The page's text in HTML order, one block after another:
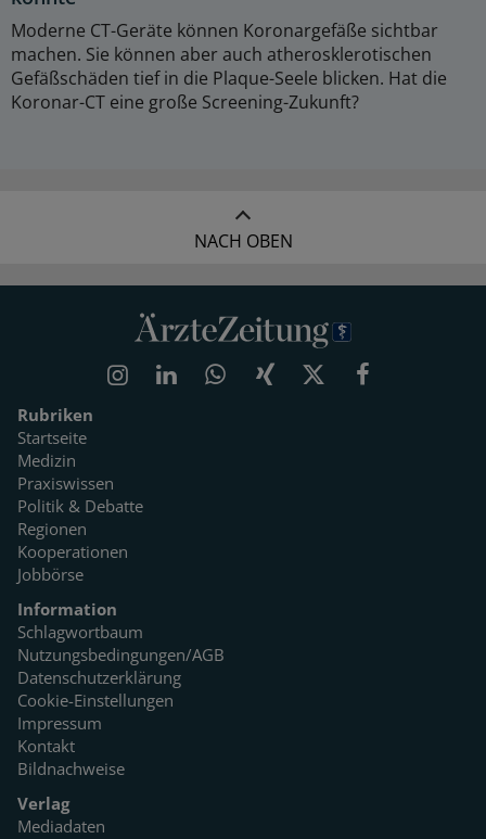
Moderne CT-Geräte können Koronargefäße sichtbar
machen. Sie können aber auch atherosklerotischen
Gefäßschäden tief in die Plaque-Seele blicken. Hat die
Koronar-CT eine große Screening-Zukunft?
NACH OBEN
Rubriken
Startseite
Medizin
Praxiswissen
Politik & Debatte
Regionen
Kooperationen
Jobbörse
Information
Schlagwortbaum
Nutzungsbedingungen/AGB
Datenschutzerklärung
Cookie-Einstellungen
Impressum
Kontakt
Bildnachweise
Verlag
Mediadaten